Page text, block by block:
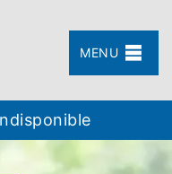
MENU